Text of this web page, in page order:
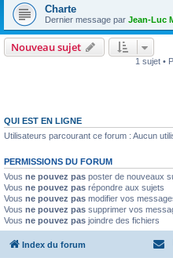
Charte
Dernier message par Jean-Luc
Nouveau sujet
1 sujet •
QUI EST EN LIGNE
Utilisateurs parcourant ce forum : Aucun
PERMISSIONS DU FORUM
Vous ne pouvez pas poster de nouveaux
Vous ne pouvez pas répondre aux sujets
Vous ne pouvez pas modifier vos
Vous ne pouvez pas supprimer vos
Vous ne pouvez pas joindre des fichiers
Index du forum